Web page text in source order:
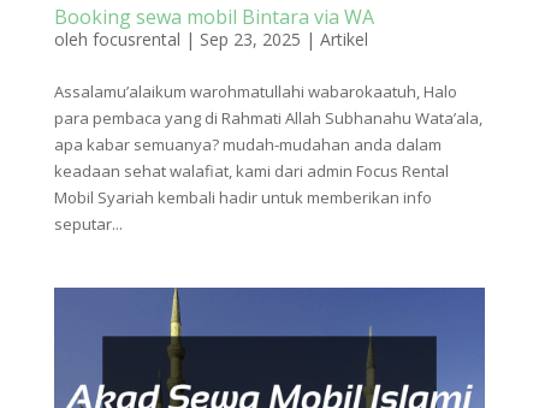
Booking sewa mobil Bintara via WA
oleh focusrental | Sep 23, 2025 | Artikel
Assalamu’alaikum warohmatullahi wabarokaatuh, Halo
para pembaca yang di Rahmati Allah Subhanahu Wata’ala,
apa kabar semuanya? mudah-mudahan anda dalam
keadaan sehat walafiat, kami dari admin Focus Rental
Mobil Syariah kembali hadir untuk memberikan info
seputar...